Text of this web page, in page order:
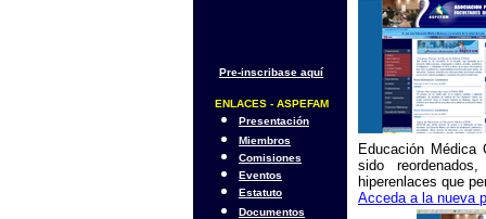
Pre-inscribase aquí
ENLACES - ASPEFAM
Presentación
Miembros
Comisiones
Eventos
Estatuto
Documentos
Educación Médica
sido
hiperenlaces que
Acceda a la nueva